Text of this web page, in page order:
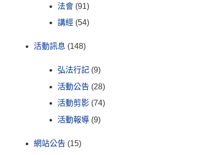
法會 (91)
講經 (54)
活動訊息 (148)
弘法行記 (9)
活動公告 (28)
活動剪影 (74)
活動報導 (9)
網站公告 (15)